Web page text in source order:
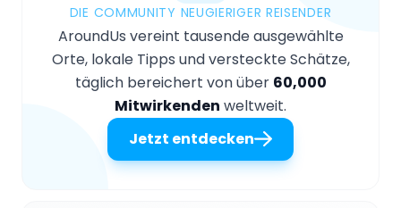
DIE COMMUNITY NEUGIERIGER REISENDER
AroundUs vereint tausende ausgewählte
Orte, lokale Tipps und versteckte Schätze,
täglich bereichert von über 60,000
Mitwirkenden weltweit.
Jetzt entdecken